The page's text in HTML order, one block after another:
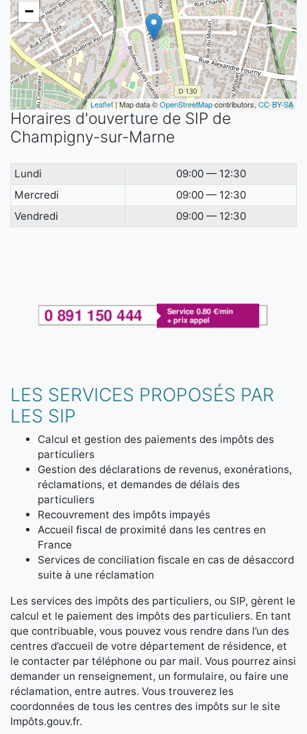
−
Leaflet| Map data ©OpenStreetMapcontributors, CC-BY-SA
Horaires d'ouverture de SIP de
Champigny-sur-Marne
Lundi
09:00 — 12:30
Mercredi
09:00 — 12:30
Vendredi
09:00 — 12:30
LES SERVICES PROPOSÉS PAR
LES SIP
Calcul et gestion des paiements des impôts des
particuliers
Gestion des déclarations de revenus, exonérations,
réclamations, et demandes de délais des
particuliers
Recouvrement des impôts impayés
Accueil fiscal de proximité dans les centres en
France
Services de conciliation fiscale en cas de désaccord
suite à une réclamation
Les services des impôts des particuliers, ou SIP, gèrent le
calcul et le paiement des impôts des particuliers. En tant
que contribuable, vous pouvez vous rendre dans l’un des
centres d’accueil de votre département de résidence, et
le contacter par téléphone ou par mail. Vous pourrez ainsi
demander un renseignement, un formulaire, ou faire une
réclamation, entre autres. Vous trouverez les
coordonnées de tous les centres des impôts sur le site
Impôts.gouv.fr.